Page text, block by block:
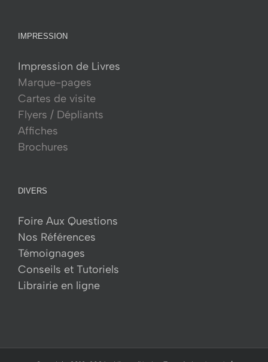
IMPRESSION
Impression de Livres
Marque-pages
Cartes de visite
Flyers / Dépliants
Affiches
Brochures
DIVERS
Foire Aux Questions
Nos Références
Témoignages
Conseils et Tutoriels
Librairie en ligne